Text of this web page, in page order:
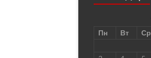
Пн
Вт Ср